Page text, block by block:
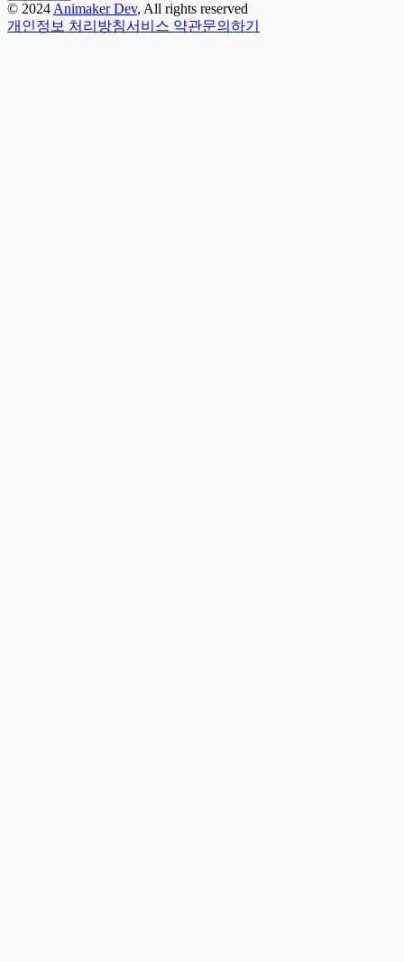
© 2024 Animaker Dev, All rights reserved
개인정보 처리방침서비스 약관문의하기